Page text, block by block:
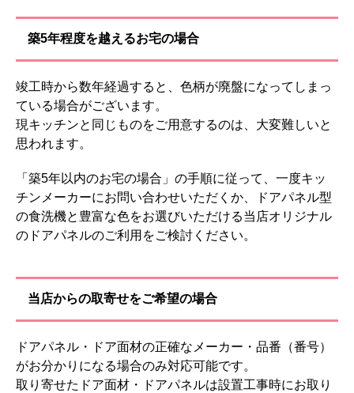
築5年程度を越えるお宅の場合
竣工時から数年経過すると、色柄が廃盤になってしまっ
ている場合がございます。
現キッチンと同じものをご用意するのは、大変難しいと
思われます。
「 築5年以内のお宅の場合 」の手順に従って、一度キッ
チンメーカーにお問い合わせいただくか、ドアパネル型
の食洗機と豊富な色をお選びいただける当店オリジナル
のドアパネルのご利用をご検討ください。
当店からの取寄せをご希望の場合
ドアパネル・ドア面材の正確なメーカー・品番（番号）
がお分かりになる場合のみ対応可能です。
取り寄せたドア面材・ドアパネルは設置工事時にお取り